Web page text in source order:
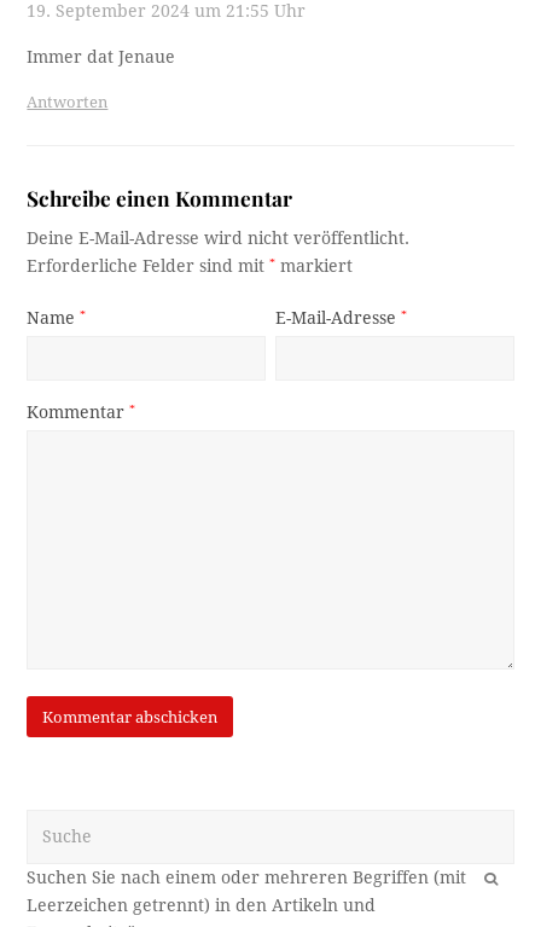
19. September 2024 um 21:55 Uhr
Immer dat Jenaue
Antworten
Schreibe einen Kommentar
Deine E-Mail-Adresse wird nicht veröffentlicht.
Erforderliche Felder sind mit* markiert
Name* E-Mail-Adresse*
Kommentar*
OK